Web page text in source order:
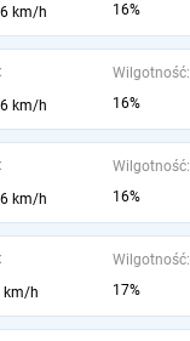
km/h
16%
km/h
Wilgotność:
16%
km/h
Wilgotność:
16%
km/h
Wilgotność:
17%